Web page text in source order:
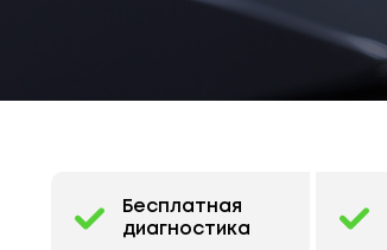
Бесплатная
диагностика